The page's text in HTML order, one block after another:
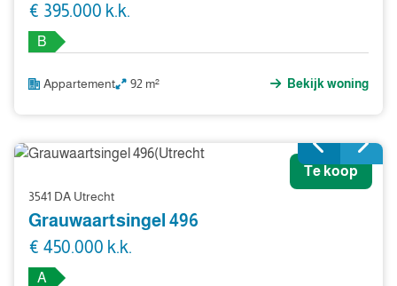
€ 395.000 k.k.
B
Appartement 92 m² Bekijk woning
Te koop
3541 DA Utrecht
Grauwaartsingel 496
€ 450.000 k.k.
A